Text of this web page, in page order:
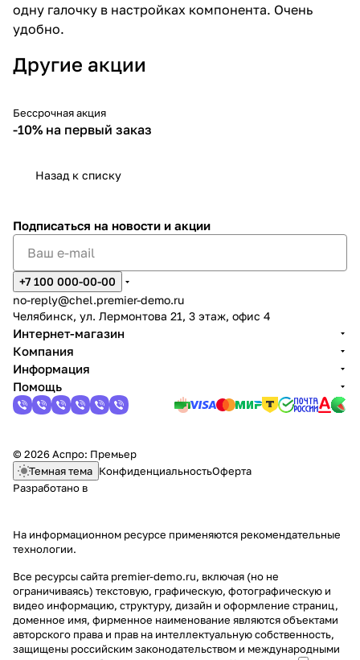
одну галочку в настройках компонента. Очень
удобно.
Другие акции
-10%
Бессрочная акция
-10% на первый заказ
Назад к списку
Подписаться на новости и акции
+7 100 000-00-00
no-reply@chel.premier-demo.ru
Челябинск, ул. Лермонтова 21, 3 этаж, офис 4
Интернет-магазин
Компания
Информация
Помощь
© 2026 Аспро: Премьер
Темная тема КонфиденциальностьОферта
Разработано в
На информационном ресурсе применяются рекомендательные
технологии.
Все ресурсы сайта premier-demo.ru, включая (но не
ограничиваясь) текстовую, графическую, фотографическую и
видео информацию, структуру, дизайн и оформление страниц,
доменное имя, фирменное наименование являются объектами
авторского права и прав на интеллектуальную собственность,
защищены российским законодательством и международными